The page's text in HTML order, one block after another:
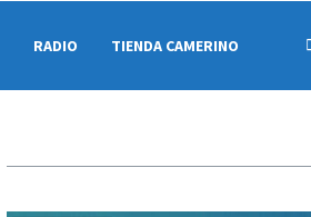
RADIO TIENDA CAMERINO